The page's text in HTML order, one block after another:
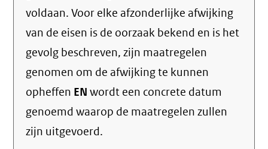
voldaan. Voor elke afzonderlijke afwijking
van de eisen is de oorzaak bekend en is het
gevolg beschreven, zijn maatregelen
genomen om de afwijking te kunnen
opheffen EN wordt een concrete datum
genoemd waarop de maatregelen zullen
zijn uitgevoerd.